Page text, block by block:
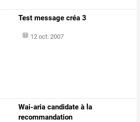
Test message créa 3
12 oct. 2007
Wai-aria candidate à la
recommandation